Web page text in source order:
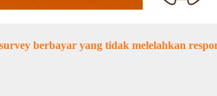
berbayar yang tidak melelahkan